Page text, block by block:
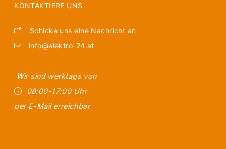
KONTAKTIERE UNS
Schicke uns eine Nachricht an
info@elektro-24.at
Wir sind werktags von
08:00-17:00 Uhr
per E-Mail erreichbar